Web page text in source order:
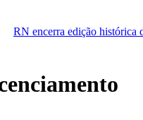
histórica da Conferência